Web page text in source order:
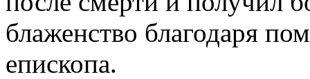
блаженство благодаря
епископа.